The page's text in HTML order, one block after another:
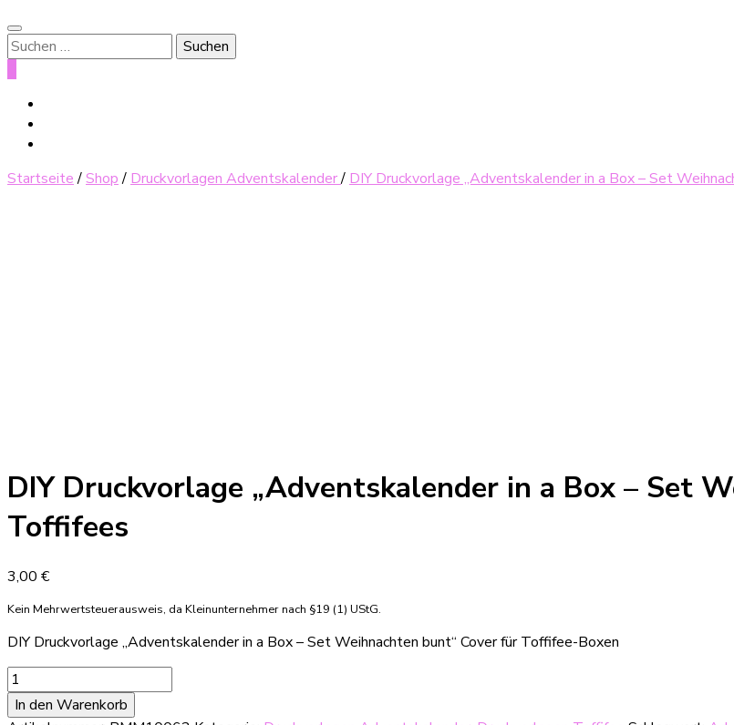
Suche
nach:
Startseite /Shop / Druckvorlagen Adventskalender/ DIY Druckvorlage „Adventskalender in a Box – Set
DIY Druckvorlage „Adventskalender in a Box – Set
Toffifees
3,00 €
Kein Mehrwertsteuerausweis, da Kleinunternehmer nach §19 (1) UStG.
DIY Druckvorlage „Adventskalender in a Box – Set Weihnachten bunt“ Cover für Toffifee-Boxen
DIY
Druckvorlage
"Adventskalender
In den Warenkorb